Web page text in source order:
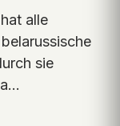
alle
sie